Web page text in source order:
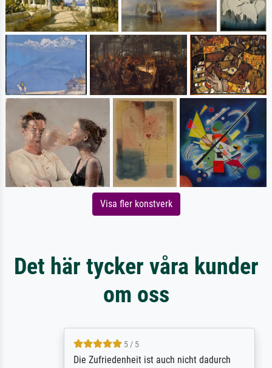
Visa fler konstverk
Det här tycker våra kunder
om oss
5 / 5
Die Zufriedenheit ist auch nicht dadurch